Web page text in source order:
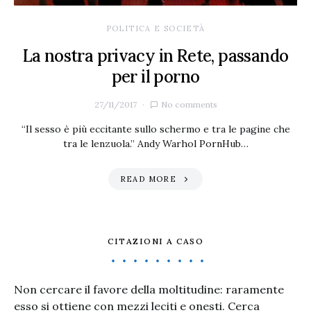
POLITICA E SOCIETÀ
La nostra privacy in Rete, passando
per il porno
27/11/2017 No comments
“Il sesso è più eccitante sullo schermo e tra le pagine che
tra le lenzuola.” Andy Warhol PornHub…
READ MORE
CITAZIONI A CASO
Non cercare il favore della moltitudine: raramente
esso si ottiene con mezzi leciti e onesti. Cerca